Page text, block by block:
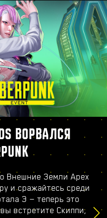
ВОРВАЛСЯ
Внешние Земли Apex
и сражайтесь среди
Э — теперь это
встретите Скиппи,